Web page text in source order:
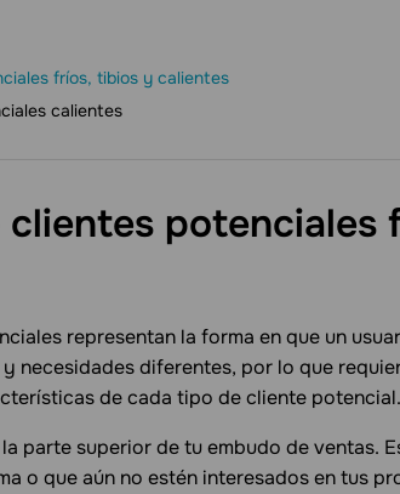
fríos, tibios y calientes
calientes
potenciales
representan la forma en que un
necesidades diferentes, por lo que
de cada tipo de cliente potencial.
parte superior de tu embudo de ventas.
o que aún no estén interesados en tus